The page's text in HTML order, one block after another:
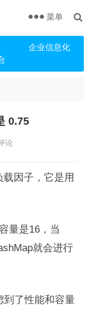
企业信息化
菜单
0.75
论
因子，它是用
量是16，当​​
就会进行
到了性能和容量